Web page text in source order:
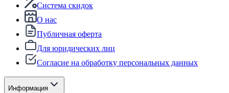
Система скидок
О нас
Публичная оферта
Для юридических лиц
Согласие на обработку персональных данных
Информация